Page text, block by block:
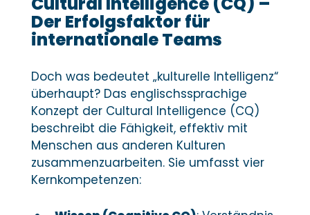
Der Erfolgsfaktor für
internationale Teams
Doch was bedeutet „kulturelle Intelligenz“
überhaupt? Das englischssprachige
Konzept der Cultural Intelligence (CQ)
beschreibt die Fähigkeit, effektiv mit
Menschen aus anderen Kulturen
zusammenzuarbeiten. Sie umfasst vier
Kernkompetenzen: